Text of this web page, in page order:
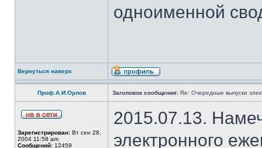
одноименной
Вернуться наверх
Проф.А.И.Орлов Заголовок сообщения: Re: Очередные выпуски
Зарегистрирован: Вт сен 28,
2004 11:58 am
Сообщений: 12459
2015.07.13.
электронного